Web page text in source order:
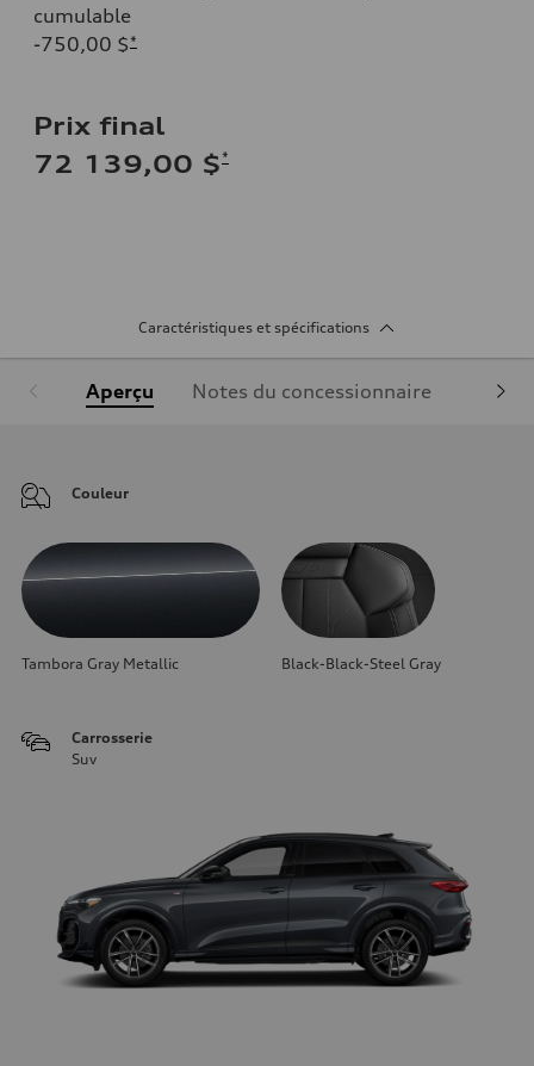
cumulable
-750,00 $*
Prix final
72 139,00 $*
Caractéristiques et spécifications
Aperçu Notes du concessionnaire
Couleur
Tambora Gray Metallic Black-Black-Steel Gray
Carrosserie
Suv